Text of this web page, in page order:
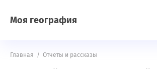
Моя география
Главная / Отчеты и рассказы